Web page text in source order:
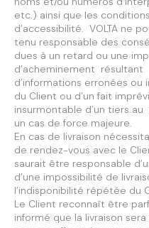
etc.) ainsi que les conditions
d’accessibilité. VOLTA ne
tenu responsable des
dues à un retard ou une
d’acheminement résultant
d’informations erronées ou
du Client ou d’un fait
insurmontable d’un tiers
un cas de force majeure.
En cas de livraison
de rendez-vous avec le
saurait être responsable
d’une impossibilité de
l’indisponibilité répétée du
Le Client reconnaît être
informé que la livraison